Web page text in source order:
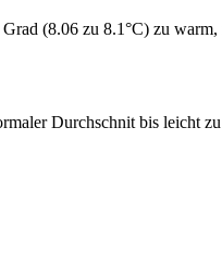
(8.06 zu 8.1°C) zu
Durchschnit bis leicht